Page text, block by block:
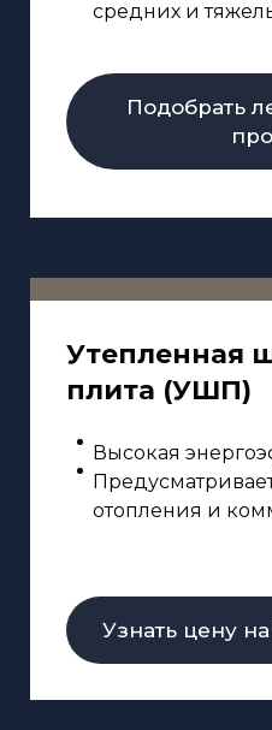
средних и
Подобрать
Утепленная
плита (УШП)
Высокая
отопления и
Узнать цену